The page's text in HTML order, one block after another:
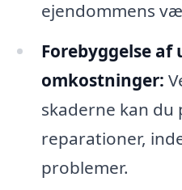
ejendommens
Forebyggelse af
omkostninger:
skaderne kan
reparationer,
problemer.